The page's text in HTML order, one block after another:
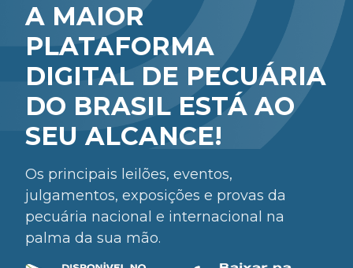
A MAIOR
PLATAFORMA
DIGITAL DE PECUÁRIA
DO BRASIL ESTÁ AO
SEU ALCANCE!
Os principais leilões, eventos,
julgamentos, exposições e provas da
pecuária nacional e internacional na
palma da sua mão.